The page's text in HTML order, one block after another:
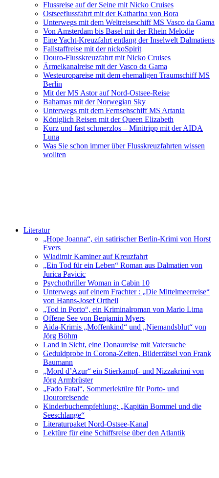
Flussreise auf der Seine mit Nicko Cruises
Ostseeflussfahrt mit der Katharina von Bora
Unterwegs mit dem Weltreiseschiff MS Vasco da Gama
Von Amsterdam bis Basel mit der Rhein Melodie
Eine Yacht-Kreuzfahrt entlang der Inselwelt Dalmatiens
Fallstaffreise mit der nickoSpirit
Douro-Flusskreuzfahrt mit Nicko Cruises
Ärmelkanalreise mit der Vasco da Gama
Westeuropareise mit dem ehemaligen Traumschiff MS
Berlin
Mit der MS Astor auf Nord-Ostsee-Reise
Bahamas mit der Norwegian Sky
Unterwegs mit dem Fernsehschiff MS Artania
Königlich Reisen mit der Queen Elizabeth
Kurz und fast schmerzlos – Minitripp mit der AIDA
Luna
Was Sie schon immer über Flusskreuzfahrten wissen
wollten
Literatur
„Hope Joanna“, ein satirischer Berlin-Krimi von Horst
Evers
Wladimir Kaminer auf Kreuzfahrt
„Ein Tod für ein Leben“ Roman aus Dalmatien von
Jurica Pavicic
Psychothriller Woman in Cabin 10
Unterwegs auf einem Frachter : „Die Mittelmeerreise“
von Hanns-Josef Ortheil
„Tod in Porto“, ein Kriminalroman von Mario Lima
Offene See von Benjamin Myers
Aida-Krimis „Moffenkind“ und „Niemandsblut“ von
Jörg Böhm
Land in Sicht, eine Donaureise mit Vatersuche
Geduldprobe in Corona-Zeiten, Bilderrätsel von Frank
Baumann
„Mord d’Azur“ ein Stierkampf- und Nizzakrimi von
Jörg Armbrüster
„Fado Fatal“, Sommerlektüre für Porto- und
Douroreisende
Kinderbuchempfehlung: „Kapitän Bommel und die
Seeschlange“
Literaturpaket Nord-Ostsee-Kanal
Lektüre für eine Schiffsreise über den Atlantik